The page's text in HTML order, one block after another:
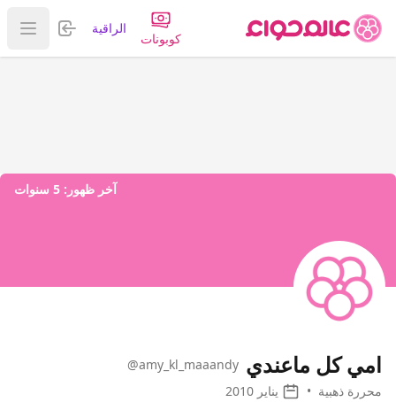
كوبونات
الراقية تسجيل
عرض
آخر ظهور: 5 سنوات
امي كل ماعندي @amy_kl_maaandy
محررة ذهبية • يناير 2010